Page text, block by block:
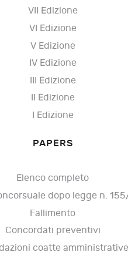
VII Edizione
VI Edizione
V Edizione
IV Edizione
III Edizione
II Edizione
I Edizione
PAPERS
Elenco completo
dopo legge n.
Fallimento
Concordati preventivi
coatte amministrative